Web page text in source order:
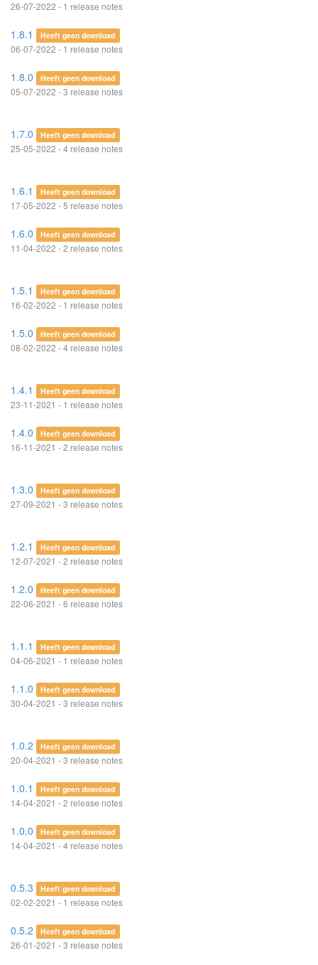
26-07-2022 - 1 release notes
1.8.1 Heeft geen download
06-07-2022 - 1 release notes
1.8.0 Heeft geen download
05-07-2022 - 3 release notes
1.7.0 Heeft geen download
25-05-2022 - 4 release notes
1.6.1 Heeft geen download
17-05-2022 - 5 release notes
1.6.0 Heeft geen download
11-04-2022 - 2 release notes
1.5.1 Heeft geen download
16-02-2022 - 1 release notes
1.5.0 Heeft geen download
08-02-2022 - 4 release notes
1.4.1 Heeft geen download
23-11-2021 - 1 release notes
1.4.0 Heeft geen download
16-11-2021 - 2 release notes
1.3.0 Heeft geen download
27-09-2021 - 3 release notes
1.2.1 Heeft geen download
12-07-2021 - 2 release notes
1.2.0 Heeft geen download
22-06-2021 - 6 release notes
1.1.1 Heeft geen download
04-06-2021 - 1 release notes
1.1.0 Heeft geen download
30-04-2021 - 3 release notes
1.0.2 Heeft geen download
20-04-2021 - 3 release notes
1.0.1 Heeft geen download
14-04-2021 - 2 release notes
1.0.0 Heeft geen download
14-04-2021 - 4 release notes
0.5.3 Heeft geen download
02-02-2021 - 1 release notes
0.5.2 Heeft geen download
26-01-2021 - 3 release notes